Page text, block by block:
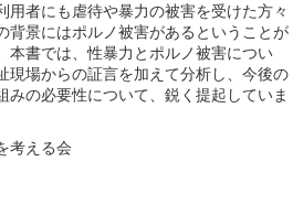
用者にも虐待や暴力の被害を受けた方々
背景にはポルノ被害があるということが
本書では、性暴力とポルノ被害につい
現場からの証言を加えて分析し、今後の
みの必要性について、鋭く提起していま
考える会